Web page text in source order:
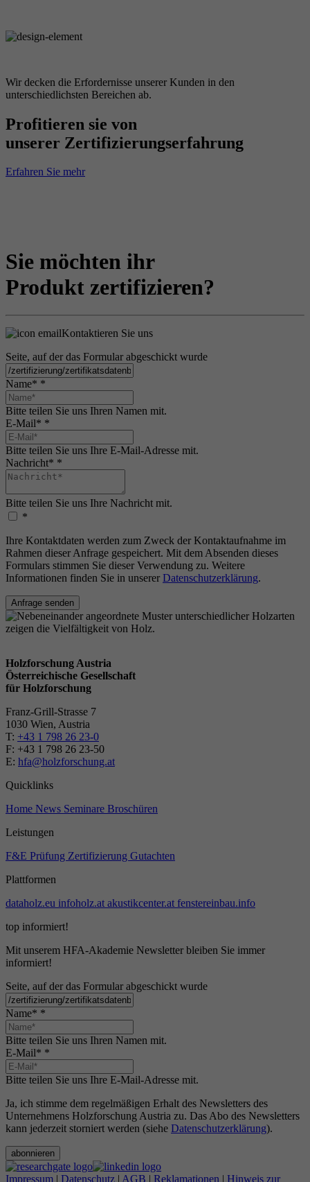
Wir decken die Erfordernisse unserer Kunden in den
unterschiedlichsten Bereichen ab.
Profitieren sie von
unserer Zertifizierungserfahrung
Erfahren Sie mehr
Sie möchten ihr
Produkt zertifizieren?
Kontaktieren Sie uns
Seite, auf der das Formular abgeschickt wurde
Name* *
Bitte teilen Sie uns Ihren Namen mit.
E-Mail* *
Bitte teilen Sie uns Ihre E-Mail-Adresse mit.
Nachricht* *
Bitte teilen Sie uns Ihre Nachricht mit.
*
Ihre Kontaktdaten werden zum Zweck der Kontaktaufnahme im
Rahmen dieser Anfrage gespeichert. Mit dem Absenden dieses
Formulars stimmen Sie dieser Verwendung zu. Weitere
Informationen finden Sie in unserer Datenschutzerklärung.
Anfrage senden
Holzforschung Austria
Österreichische Gesellschaft
für Holzforschung
Franz-Grill-Strasse 7
1030 Wien, Austria
T: +43 1 798 26 23-0
​​F: +43 1 798 26 23-50
E: hfa@holzforschung.at
Quicklinks
Home News Seminare Broschüren
Leistungen
F&E Prüfung Zertifizierung Gutachten
Plattformen
dataholz.eu infoholz.at akustikcenter.at fenstereinbau.info
top informiert!
Mit unserem HFA-Akademie Newsletter bleiben Sie immer
informiert!
Seite, auf der das Formular abgeschickt wurde
Name* *
Bitte teilen Sie uns Ihren Namen mit.
E-Mail* *
Bitte teilen Sie uns Ihre E-Mail-Adresse mit.
Ja, ich stimme dem regelmäßigen Erhalt des Newsletters des
Unternehmens Holzforschung Austria zu. Das Abo des Newsletters
kann jederzeit storniert werden (siehe Datenschutzerklärung).
abonnieren
Impressum | Datenschutz | AGB | Reklamationen | Hinweis zur